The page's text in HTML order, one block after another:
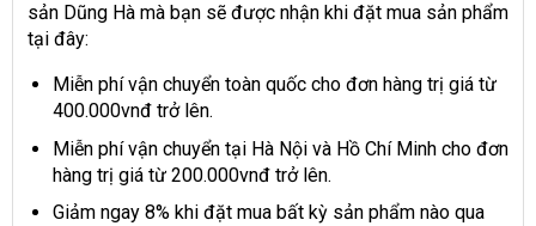
sản Dũng Hà mà bạn sẽ được nhận khi đặt mua sản phẩm
tại đây:
Miễn phí vận chuyển toàn quốc cho đơn hàng trị giá từ
400.000vnđ trở lên.
Miễn phí vận chuyển tại Hà Nội và Hồ Chí Minh cho đơn
hàng trị giá từ 200.000vnđ trở lên.
Giảm ngay 8% khi đặt mua bất kỳ sản phẩm nào qua